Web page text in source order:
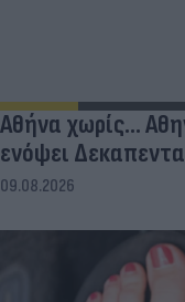
Αθήνα χωρίς…
ενόψει
09.08.2026